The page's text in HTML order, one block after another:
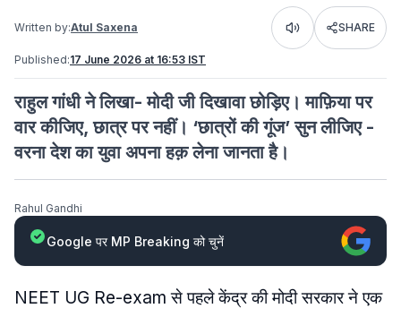
Written by:Atul Saxena Listen SHARE
Published:17 June 2026 at 16:53 IST
राहुल गांधी ने लिखा- मोदी जी दिखावा छोड़िए। माफ़िया पर
वार कीजिए, छात्र पर नहीं। ‘छात्रों की गूंज’ सुन लीजिए -
वरना देश का युवा अपना हक़ लेना जानता है।
Rahul Gandhi
Google पर MP Breaking को चुनें
NEET UG Re-exam से पहले केंद्र की मोदी सरकार ने एक